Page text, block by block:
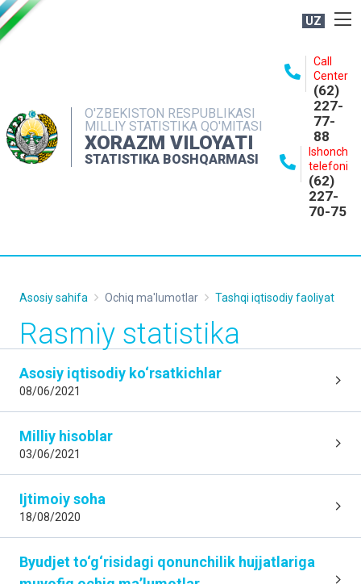
UZ
O'ZBEKISTON RESPUBLIKASI
MILLIY STATISTIKA QO'MITASI
XORAZM VILOYATI
STATISTIKA BOSHQARMASI
Call
Center
(62)
227-
77-
88
Ishonch
telefoni
(62)
227-
70-75
NASHRLAR
INTERAKTIV XIZMATLAR
MATBUOT XIZMATI
Asosiy sahifa Ochiq ma'lumotlar Tashqi iqtisodiy faoliyat
Rasmiy statistika
Asosiy iqtisodiy ko‘rsatkichlar
08/06/2021
Milliy hisoblar
03/06/2021
Ijtimoiy soha
18/08/2020
Byudjet to‘g‘risidagi qonunchilik hujjatlariga